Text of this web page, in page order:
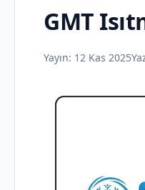
GMT
Yayın: 12 Kas 2025